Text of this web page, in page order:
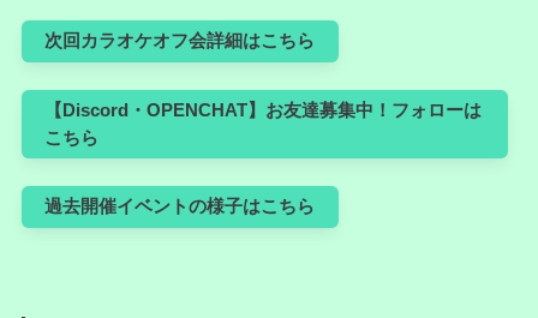
次回カラオケオフ会詳細はこちら
【Discord・OPENCHAT】お友達募集中！フォローは
こちら
過去開催イベントの様子はこちら